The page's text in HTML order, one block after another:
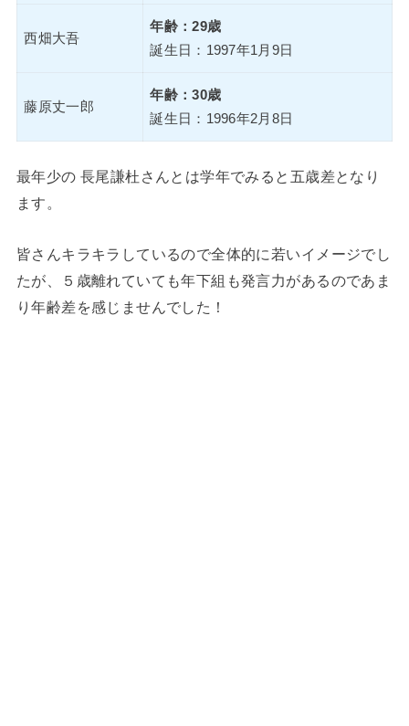
西畑大吾
年齢：29歳
誕生日：1997年1月9日
藤原丈一郎
年齢：30歳
誕生日：1996年2月8日
最年少の 長尾謙杜さんとは学年でみると五歳差となり
ます。
皆さんキラキラしているので全体的に若いイメージでし
たが、５歳離れていても年下組も発言力があるのであま
り年齢差を感じませんでした！